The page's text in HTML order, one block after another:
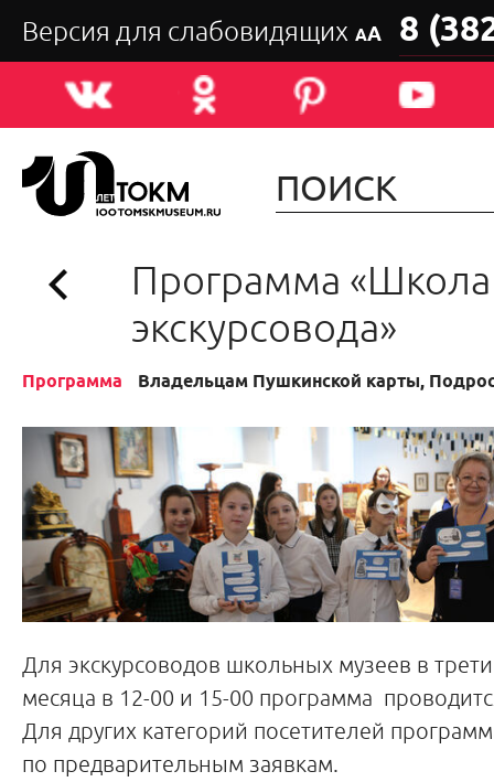
Версия для слабовидящих АА 8
Программа «Школа
экскурсовода»
Программа Владельцам Пушкинской карты,
Для экскурсоводов школьных музеев в
месяца в 12-00 и 15-00 программа
Для других категорий посетителей
по предварительным заявкам.